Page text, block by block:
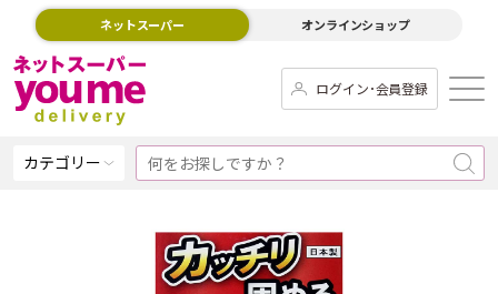
ネットスーパー オンラインショップ
ログイン･会員登録
カテゴリー